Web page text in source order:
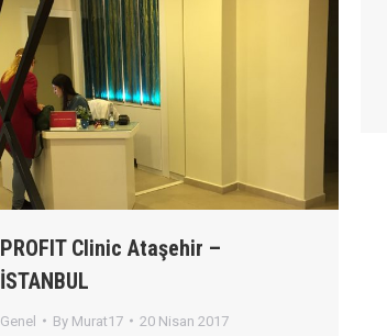
PROFIT Clinic Ataşehir –
İSTANBUL
Genel By Murat17 20 Nisan 2017